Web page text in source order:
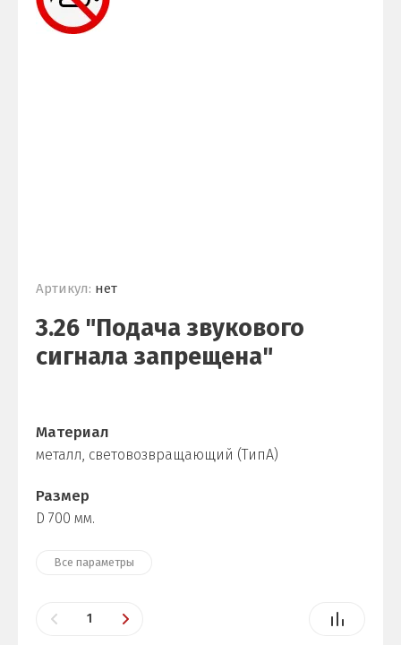
Артикул: нет
3.26 "Подача звукового
сигнала запрещена"
Материал
металл, световозвращающий (ТипА)
Размер
D 700 мм.
Все параметры